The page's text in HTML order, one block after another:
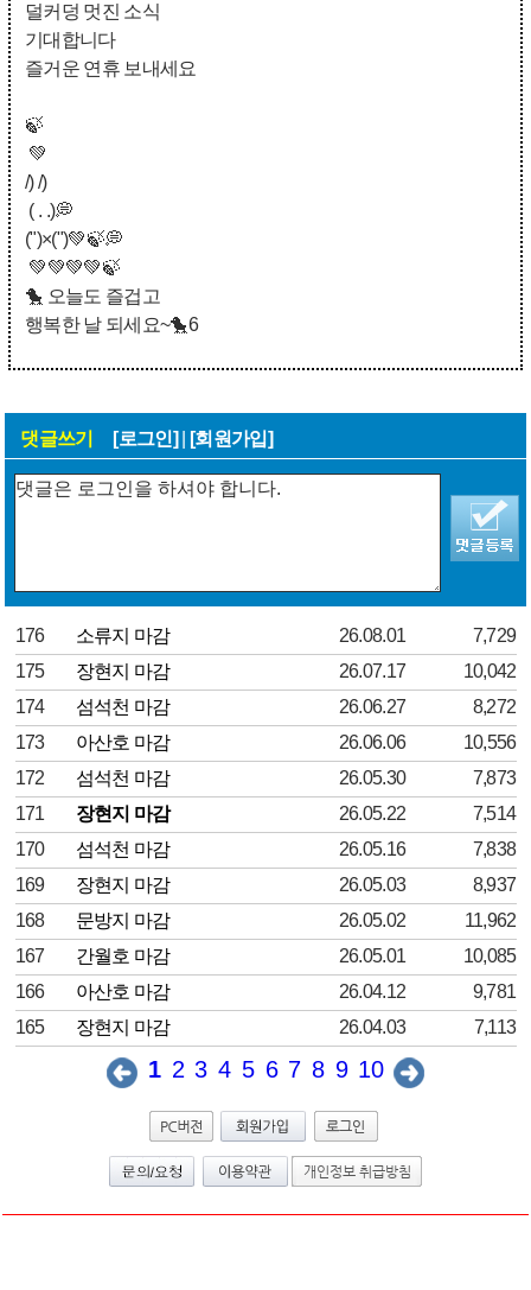
덜커덩 멋진 소식
기대합니다
즐거운 연휴 보내세요
🍃
💚
/) /)
( . .)💭
(")×(")💚🍃💭
💚💚💚💚🍃
🐤 오늘도 즐겁고
행복한 날 되세요~🐤6
댓글쓰기 [로그인] [회원가입]
176 소류지 마감 26.08.01
7,729
175
장현지 마감 26.07.17
10,042
174
섬석천 마감 26.06.27
8,272
173
아산호 마감 26.06.06
10,556
172
섬석천 마감 26.05.30
7,873
171
장현지 마감 26.05.22
7,514
170
섬석천 마감 26.05.16
7,838
169
장현지 마감 26.05.03
8,937
168
문방지 마감 26.05.02
11,962
167
간월호 마감 26.05.01
10,085
166
아산호 마감 26.04.12
9,781
165
장현지 마감 26.04.03 7,113
1 2 3 4 5 6 7 8 9 10